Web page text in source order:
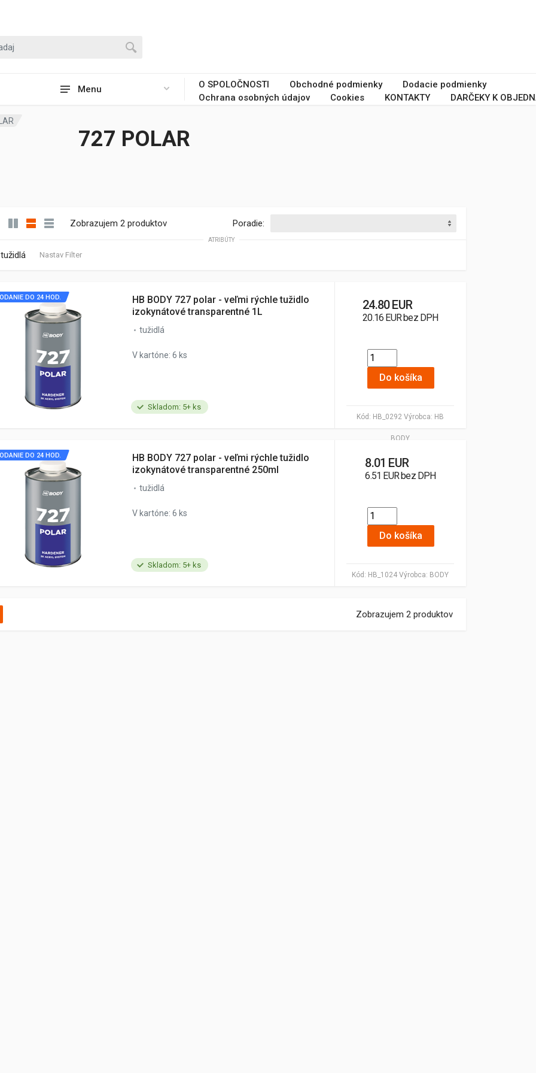
Menu O SPOLOČNOSTI Obchodné podmienky
Dodacie podmienky
Ochrana osobných údajov
Cookies KONTAKTY DARČEKY K
727 POLAR
Zobrazujem 2 produktov Poradie:
ATRIBÚTY
tužidlá Nastav Filter
Skladom: 5+ ks
Kód: HB_0292 Výrobca: HB
BODY
DO 24 HOD.
HB BODY 727 polar - veľmi rýchle tužidlo
izokynátové transparentné 1L
tužidlá
V kartóne: 6 ks
24.80 EUR
20.16 EUR bez DPH
Do košíka
Skladom: 5+ ks
Kód: HB_1024 Výrobca: BODY
DO 24 HOD.
HB BODY 727 polar - veľmi rýchle tužidlo
izokynátové transparentné 250ml
tužidlá
V kartóne: 6 ks
8.01 EUR
6.51 EUR bez DPH
Do košíka
Zobrazujem 2 produktov